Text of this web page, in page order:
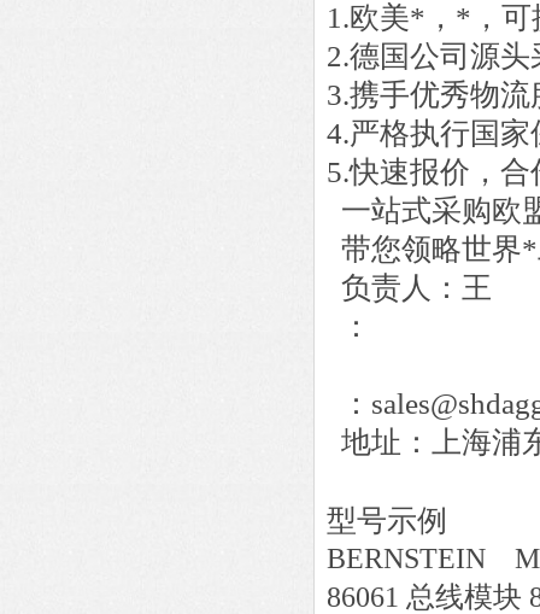
1.欧美*，*，可
2.德国公司源
3.携手优秀物
4.严格执行国
5.快速报价，
一站式采购欧
带您领略世界
负责人：王
：
：
地址：上海浦
型号示例
BERNSTEIN
86061 总线模块